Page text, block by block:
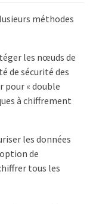
méthodes
les nœuds de
de sécurité des
pour « double
à chiffrement
les données
de
tous les